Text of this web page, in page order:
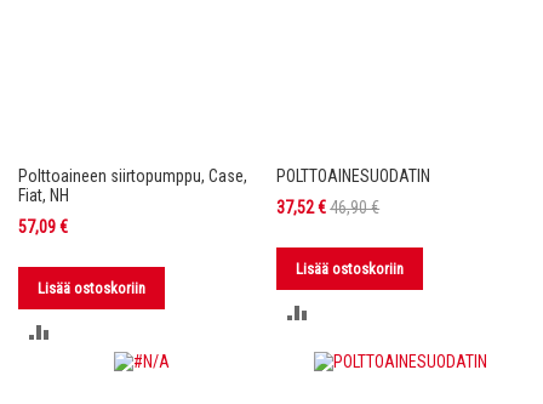
Polttoaineen siirtopumppu, Case,
Fiat, NH
57,09 €
Lisää ostoskoriin
VERTAILUUN
POLTTOAINESUODATIN
Tarjoushinta
37,52 €46,90 €
Lisää ostoskoriin
VERTAILUUN